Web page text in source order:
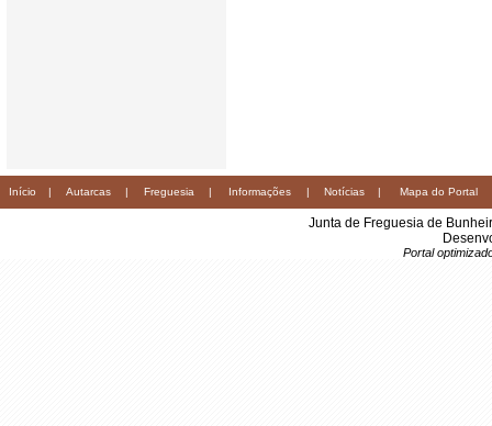
Início | Autarcas | Freguesia | Informações | Notícias | Mapa do Portal
Junta de Freguesia de
Portal